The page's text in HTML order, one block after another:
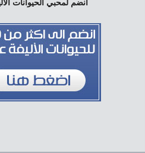
انضم لمحبي الحيوانات